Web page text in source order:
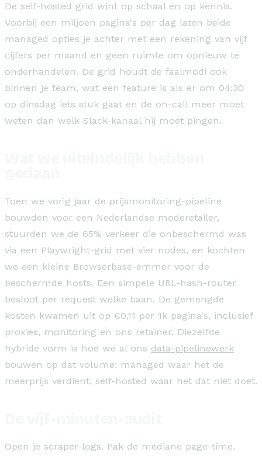
De self-hosted grid wint op schaal en op kennis.
Voorbij een miljoen pagina's per dag laten beide
managed opties je achter met een rekening van vijf
cijfers per maand en geen ruimte om opnieuw te
onderhandelen. De grid houdt de faalmodi ook
binnen je team, wat een feature is als er om 04:30
op dinsdag iets stuk gaat en de on-call meer moet
weten dan welk Slack-kanaal hij moet pingen.
Toen we vorig jaar de prijsmonitoring-pipeline
bouwden voor een Nederlandse moderetailer,
stuurden we de 65% verkeer die onbeschermd was
via een Playwright-grid met vier nodes, en kochten
we een kleine Browserbase-emmer voor de
beschermde hosts. Een simpele URL-hash-router
besloot per request welke baan. De gemengde
kosten kwamen uit op €0,11 per 1k pagina's, inclusief
proxies, monitoring en ons retainer. Diezelfde
hybride vorm is hoe we al ons data-pipelinewerk
bouwen op dat volume: managed waar het de
meerprijs verdient, self-hosted waar het dat niet doet.
Open je scraper-logs. Pak de mediane page-time.